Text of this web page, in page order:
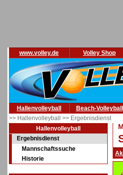
www.volley.de Volley Shop
Hallenvolleyball Beach-Volleyball
>> Hallenvolleyball >> Ergebnisdienst
Hallenvolleyball
Ergebnisdienst
Mannschaftssuche
Historie